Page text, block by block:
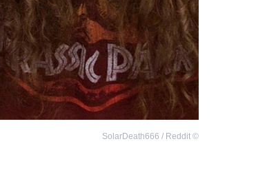
©
SolarDeath666 / Reddit